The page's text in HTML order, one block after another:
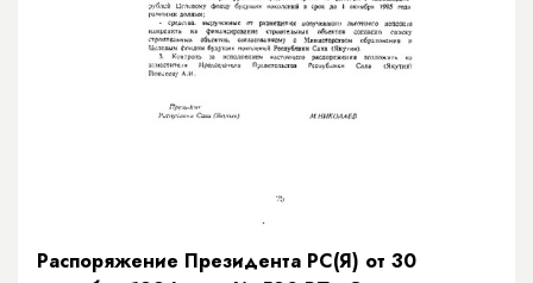
Распоряжение Президента РС(Я) от 30